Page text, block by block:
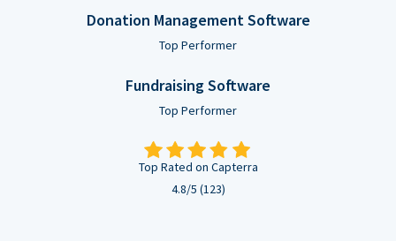
Donation Management Software
Top Performer
Fundraising Software
Top Performer
Top Rated on Capterra
4.8/5 (123)